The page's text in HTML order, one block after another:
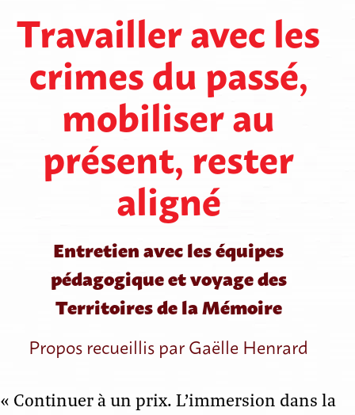
Travailler avec les
crimes du passé,
mobiliser au
présent, rester
aligné
Entretien avec les équipes
pédagogique et voyage des
Territoires de la Mémoire
Propos recueillis par Gaëlle Henrard
« Continuer à un prix. L’immersion dans la